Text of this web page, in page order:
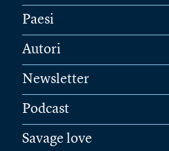
Paesi
Autori
Newsletter
Podcast
Savage love